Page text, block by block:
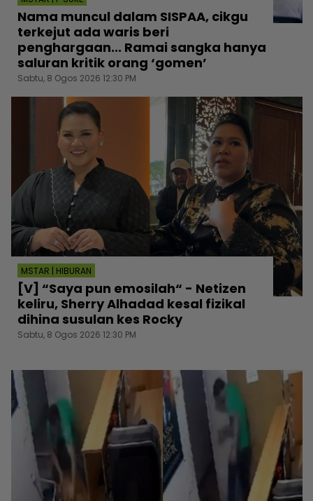
Nama muncul dalam SISPAA, cikgu
terkejut ada waris beri
penghargaan... Ramai sangka hanya
saluran kritik orang ‘gomen’
Sabtu, 8 Ogos 2026 12:30 PM
MSTAR | HIBURAN
[V] “Saya pun emosilah“ - Netizen
keliru, Sherry Alhadad kesal fizikal
dihina susulan kes Rocky
Sabtu, 8 Ogos 2026 12:30 PM